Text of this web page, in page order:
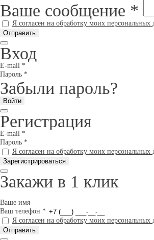
Ваше сообщение *
Я согласен на обработку моих персональных
Вход
E-mail *
Пароль *
Забыли пароль?
Регистрация
E-mail *
Пароль *
Я согласен на обработку моих персональных
Закажи в 1 клик
Ваше имя
Ваш телефон *
Я согласен на обработку моих персональных